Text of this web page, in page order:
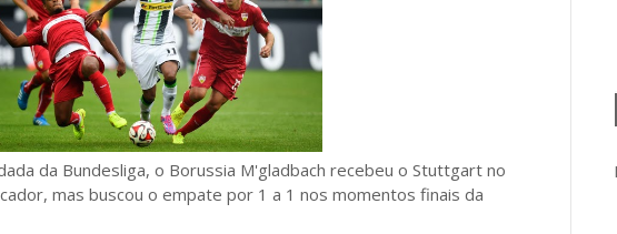
da Bundesliga, o Borussia M'gladbach recebeu o Stuttgart no
mas buscou o empate por 1 a 1 nos momentos finais da